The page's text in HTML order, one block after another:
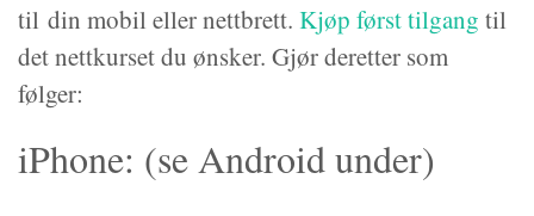
til din mobil eller nettbrett. Kjøp først tilgang til
det nettkurset du ønsker. Gjør deretter som
følger:
iPhone: (se Android under)